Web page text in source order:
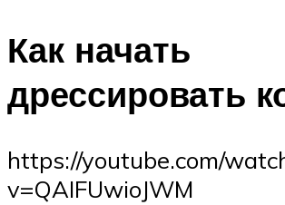
Как начать
дрессировать
https://youtube.com/
v=QAIFUwioJWM